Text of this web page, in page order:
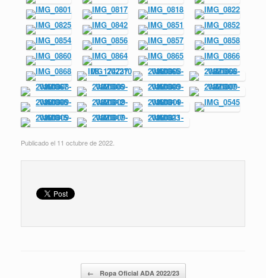
Publicado el 11 octubre de 2022.
← Ropa Oficial ADA 2022/23